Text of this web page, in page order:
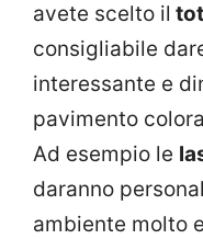
avete scelto il
consigliabile
interessante e
pavimento
Ad esempio le
daranno
ambiente molto